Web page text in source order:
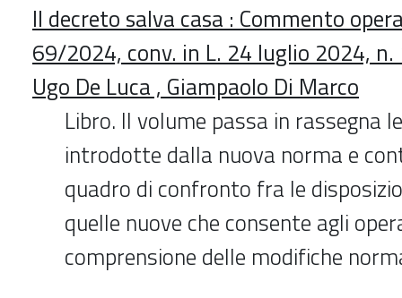
Il decreto salva casa : Commento
69/2024, conv. in L. 24 luglio 2024,
Ugo De Luca , Giampaolo Di Marco
Libro. Il volume passa in rassegna
introdotte dalla nuova norma e
quadro di confronto fra le
quelle nuove che consente agli
comprensione delle modifiche